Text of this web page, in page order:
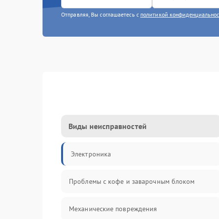
Отправляя, Вы соглашаетесь с политикой
Виды неисправностей
Электроника
Проблемы с кофе и заварочным блоком
Механические повреждения